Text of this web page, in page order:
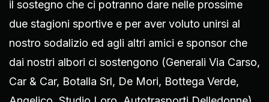
il sostegno che ci potranno dare nelle prossime
due stagioni sportive e per aver voluto unirsi al
nostro sodalizio ed agli altri amici e sponsor che
dai nostri albori ci sostengono (Generali Via Carso,
Car & Car, Botalla Srl, De Mori, Bottega Verde,